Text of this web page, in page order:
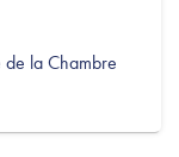
de la Chambre